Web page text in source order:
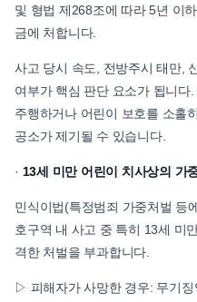
및 형법 제268조에 따라 5년 이
금에 처합니다.
사고 당시 속도, 전방주시 태만,
여부가 핵심 판단 요소가 됩니다
주행하거나 어린이 보호를 소홀
공소가 제기될 수 있습니다.
· 13세 미만 어린이 치사상의 가
민식이법(특정범죄 가중처벌 등
호구역 내 사고 중 특히 13세 미
격한 처벌을 부과합니다.
▷ 피해자가 사망한 경우: 무기